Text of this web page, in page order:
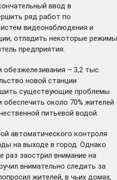
ввод в
ряд работ по
видеонаблюдения и
отладить некоторые режимы
предприятия.
– 3,2 тыс.
новой станции
существующие проблемы
около 70% жителей
питьевой водой.
автоматического контроля
на выходе в город. Однако
раз заострил внимание на
внимательно следить за
жителей, в чьих домах,